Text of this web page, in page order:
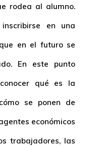
rodea al alumno.
en una
en el futuro se
En este punto
qué es la
se ponen de
económicos
trabajadores, las